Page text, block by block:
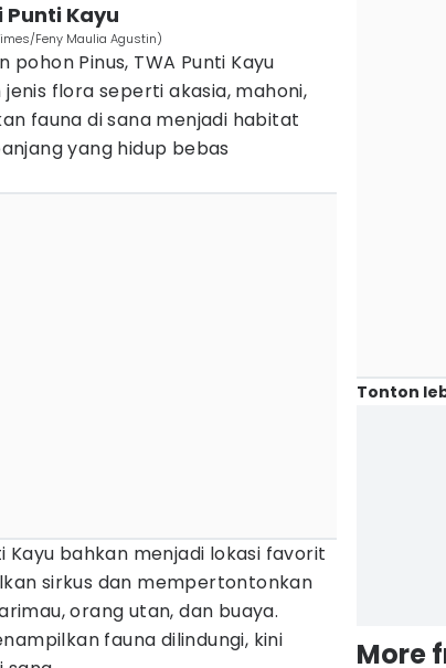
Kayu
Feny Maulia Agustin)
Pinus, TWA Punti Kayu
flora seperti akasia, mahoni,
fauna di sana menjadi habitat
yang hidup bebas
Kayu bahkan menjadi lokasi favorit
sirkus dan mempertontonkan
orang utan, dan buaya.
fauna dilindungi, kini
Tonton
More